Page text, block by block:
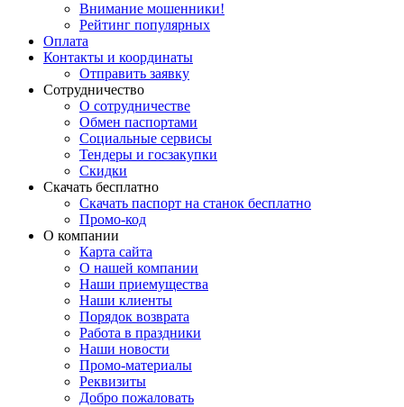
Внимание мошенники!
Рейтинг популярных
Оплата
Контакты и координаты
Отправить заявку
Сотрудничество
О сотрудничестве
Обмен паспортами
Социальные сервисы
Тендеры и госзакупки
Скидки
Скачать бесплатно
Скачать паспорт на станок бесплатно
Промо-код
О компании
Карта сайта
О нашей компании
Наши приемущества
Наши клиенты
Порядок возврата
Работа в праздники
Наши новости
Промо-материалы
Реквизиты
Добро пожаловать